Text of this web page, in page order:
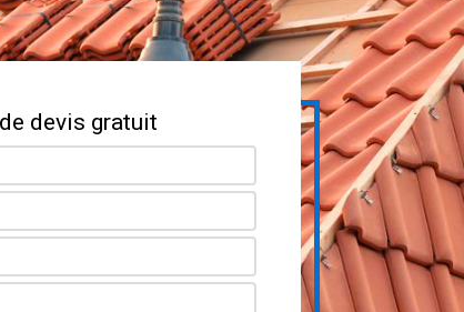
devis gratuit